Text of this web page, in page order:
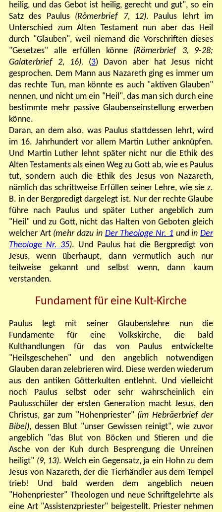
heilig, und das Gebot ist heilig, gerecht und gut", so ein
Satz des Paulus (Römerbrief 7, 12). Paulus lehrt im
Unterschied zum Alten Testament nun aber das Heil
durch "Glauben", weil niemand die Vorschriften dieses
"Gesetzes" alle erfüllen könne (Römerbrief 3, 9-28;
Galaterbrief 2, 16). (3) Davon aber hat Jesus nicht
gesprochen. Dem Mann aus Nazareth ging es immer um
das rechte Tun, man könnte es auch "aktiven Glauben"
nennen, und nicht um ein "Heil", das man sich durch eine
bestimmte mehr passive Glaubenseinstellung erwerben
könne.
Daran, an dem also, was Paulus stattdessen lehrt, wird
im 16. Jahrhundert vor allem Martin Luther anknüpfen.
Und Martin Luther lehnt später nicht nur die Ethik des
Alten Testaments als einen Weg zu Gott ab, wie es Paulus
tut, sondern auch die Ethik des Jesus von Nazareth,
nämlich das schrittweise Erfüllen seiner Lehre, wie sie z.
B. in der Bergpredigt dargelegt ist. Nur der rechte Glaube
führe nach Paulus und später Luther angeblich zum
"Heil" und zu Gott, nicht das Halten von Geboten gleich
welcher Art (mehr dazu in Der Theologe Nr. 1und inDer
Theologe Nr. 35). Und Paulus hat die Bergpredigt von
Jesus, wenn überhaupt, dann vermutlich auch nur
teilweise gekannt und selbst wenn, dann kaum
verstanden.
Fundament für eine Kult-Kirche
Paulus legt mit seiner Glaubenslehre nun die
Fundamente für eine Volkskirche, die bald
Kulthandlungen für das von Paulus entwickelte
"Heilsgeschehen" und den angeblich notwendigen
Glauben daran zelebrieren wird. Diese werden wiederum
aus den antiken Götterkulten entlehnt. Und vielleicht
noch Paulus selbst oder sehr wahrscheinlich ein
Paulusschüler der ersten Generation macht Jesus, den
Christus, gar zum "Hohenpriester" (im Hebräerbrief der
Bibel), dessen Blut "unser Gewissen reinigt", wie zuvor
angeblich "das Blut von Böcken und Stieren und die
Asche von der Kuh durch Besprengung die Unreinen
heiligt" (9, 13). Welch ein Gegensatz, ja ein Hohn zu dem
Jesus von Nazareth, der die Tierhändler aus dem Tempel
trieb! Und bald werden dem angeblich neuen
"Hohenpriester" Theologen und neue Schriftgelehrte als
eine Art "Assistenzpriester" beigestellt. Priester nehmen